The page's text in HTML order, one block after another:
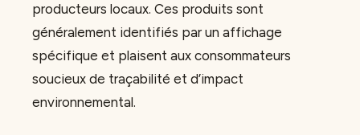
producteurs locaux. Ces produits sont
généralement identifiés par un affichage
spécifique et plaisent aux consommateurs
soucieux de traçabilité et d’impact
environnemental.